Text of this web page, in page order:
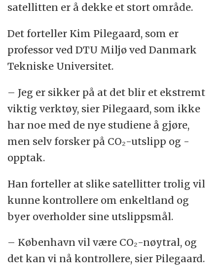
satellitten er å dekke et stort område.
Det forteller Kim Pilegaard, som er
professor ved DTU Miljø ved Danmark
Tekniske Universitet.
– Jeg er sikker på at det blir et ekstremt
viktig verktøy, sier Pilegaard, som ikke
har noe med de nye studiene å gjøre,
men selv forsker på CO₂-utslipp og -
opptak.
Han forteller at slike satellitter trolig vil
kunne kontrollere om enkeltland og
byer overholder sine utslippsmål.
– København vil være CO₂-nøytral, og
det kan vi nå kontrollere, sier Pilegaard.